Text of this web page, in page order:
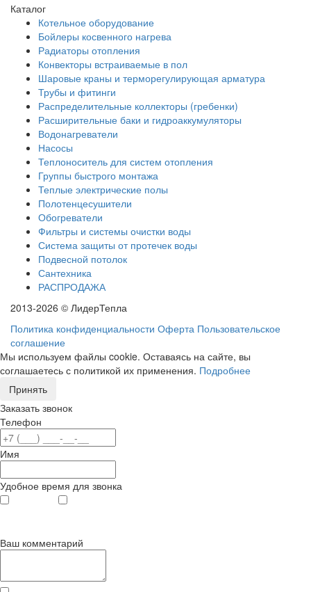
Каталог
Котельное оборудование
Бойлеры косвенного нагрева
Радиаторы отопления
Конвекторы встраиваемые в пол
Шаровые краны и терморегулирующая арматура
Трубы и фитинги
Распределительные коллекторы (гребенки)
Расширительные баки и гидроаккумуляторы
Водонагреватели
Насосы
Теплоноситель для систем отопления
Группы быстрого монтажа
Теплые электрические полы
Полотенцесушители
Обогреватели
Фильтры и системы очистки воды
Система защиты от протечек воды
Подвесной потолок
Сантехника
РАСПРОДАЖА
2013-2026 © ЛидерТепла
Политика конфиденциальности Оферта Пользовательское
соглашение
Мы используем файлы cookie. Оставаясь на сайте, вы
соглашаетесь с политикой их применения. Подробнее
Принять
Заказать звонок
Телефон
Имя
Удобное время для звонка
Ваш комментарий